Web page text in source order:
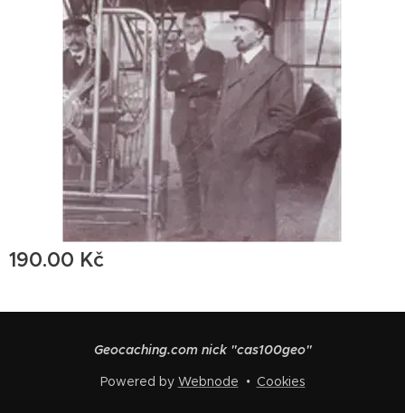
190.00 Kč
Geocaching.com nick "cas100geo"
Powered by Webnode Cookies